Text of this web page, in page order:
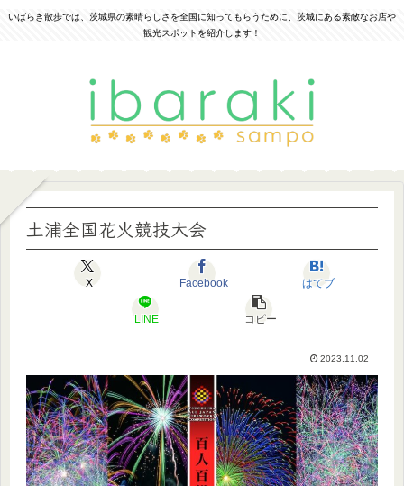
いばらき散歩では、茨城県の素晴らしさを全国に知ってもらうために、茨城にある素敵なお店や
観光スポットを紹介します！
土浦全国花火競技大会
X Facebook はてブ
LINE コピー
2023.11.02